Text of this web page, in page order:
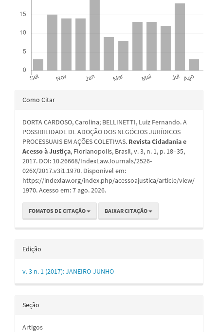
Detalhes
artigo
Como Citar
DORTA CARDOSO, Carolina; BELLINETTI, Luiz Fernando. A
POSSIBILIDADE DE ADOÇÃO DOS NEGÓCIOS JURÍDICOS
PROCESSUAIS EM AÇÕES COLETIVAS. Revista Cidadania e
Acesso à Justiça, Florianopolis, Brasil, v. 3, n. 1, p. 18–35,
2017. DOI: 10.26668/IndexLawJournals/2526-
026X/2017.v3i1.1970. Disponível em:
https://indexlaw.org/index.php/acessoajustica/article/view/
1970. Acesso em: 7 ago. 2026.
FOMATOS DE CITAÇÃO BAIXAR CITAÇÃO
Edição
v. 3 n. 1 (2017): JANEIRO-JUNHO
Seção
Artigos